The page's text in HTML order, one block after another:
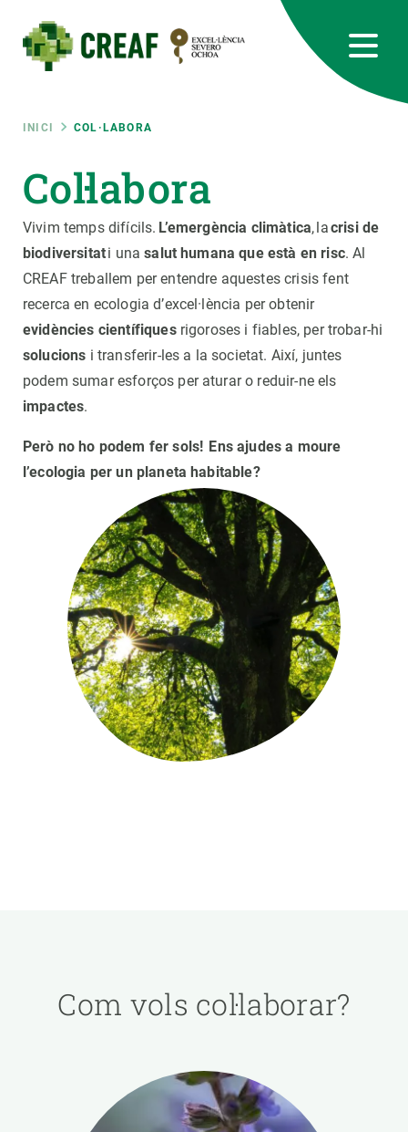
contingut
Fil
d'ariadna
INICI COL·LABORA
Col·labora
Vivim temps difícils. L’emergència climàtica, lacrisi de
biodiversitati unasalut humana que està en risc. Al
CREAF treballem per entendre aquestes crisis fent
recerca en ecologia d’excel·lència per obtenir
evidències científiquesrigoroses i fiables, per trobar-hi
solucions i transferir-les a la societat. Així, juntes
podem sumar esforços per aturar o reduir-ne els
impactes.
Però no ho podem fer sols! Ens ajudes a moure
l’ecologia per un planeta habitable?
Com vols col·laborar?
RRSS
Featured
responsive
INTRANET
Responsive
menu
SOBRE NOSALTRES
RECERCA
CIÈNCIA EN ACCIÓ
UNEIX-TE A NOSALTRES
PARTICIPA